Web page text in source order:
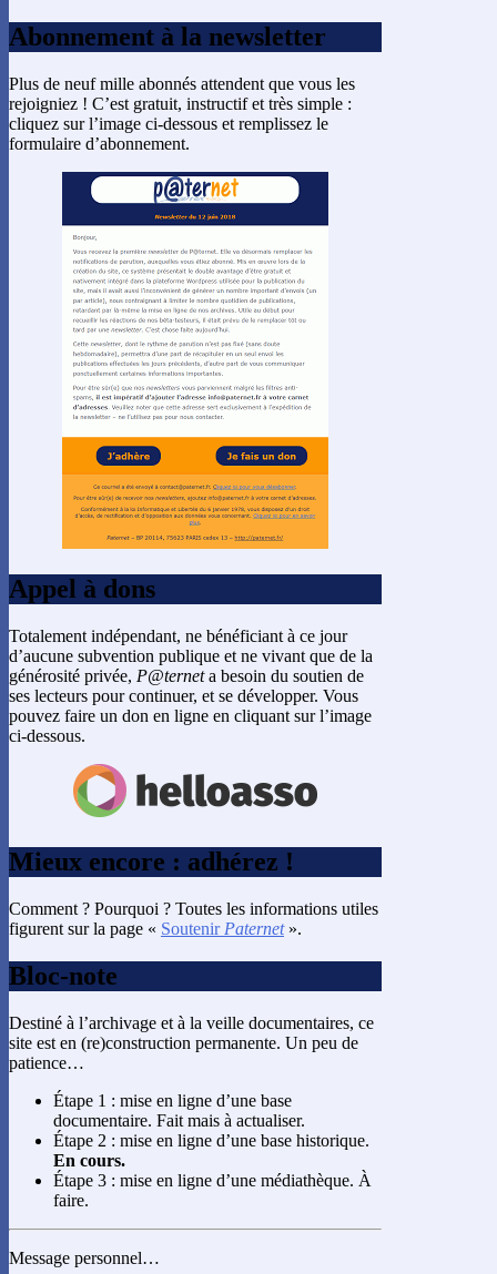
Abonnement à la newsletter
Plus de neuf mille abonnés attendent que vous les
rejoigniez ! C’est gratuit, instructif et très simple :
cliquez sur l’image ci-dessous et remplissez le
formulaire d’abonnement.
Appel à dons
Totalement indépendant, ne bénéficiant à ce jour
d’aucune subvention publique et ne vivant que de la
générosité privée, P@terneta besoin du soutien de
ses lecteurs pour continuer, et se développer. Vous
pouvez faire un don en ligne en cliquant sur l’image
ci-dessous.
Mieux encore : adhérez !
Comment ? Pourquoi ? Toutes les informations utiles
figurent sur la page « Soutenir Paternet».
Bloc-note
Destiné à l’archivage et à la veille documentaires, ce
site est en (re)construction permanente. Un peu de
patience…
Étape 1 : mise en ligne d’une base
documentaire. Fait mais à actualiser.
Étape 2 : mise en ligne d’une base historique.
En cours.
Étape 3 : mise en ligne d’une médiathèque. À
faire.
Message personnel…